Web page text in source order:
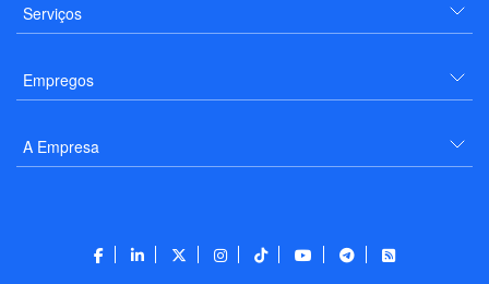
Serviços
Empregos
A Empresa